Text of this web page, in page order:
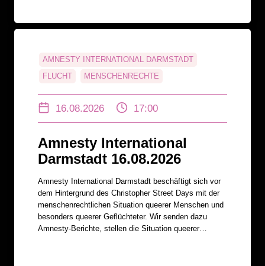
AMNESTY INTERNATIONAL DARMSTADT
FLUCHT
MENSCHENRECHTE
QUEERE MENSCHEN
VIELBUNT E.V.
16.08.2026 17:00
Amnesty International
Darmstadt 16.08.2026
Amnesty International Darmstadt beschäftigt sich vor
dem Hintergrund des Christopher Street Days mit der
menschenrechtlichen Situation queerer Menschen und
besonders queerer Geflüchteter. Wir senden dazu
Amnesty-Berichte, stellen die Situation queerer…